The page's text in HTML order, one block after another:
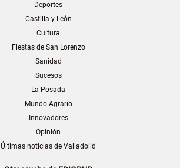
Deportes
Castilla y León
Cultura
Fiestas de San Lorenzo
Sanidad
Sucesos
La Posada
Mundo Agrario
Innovadores
Opinión
Últimas noticias de Valladolid